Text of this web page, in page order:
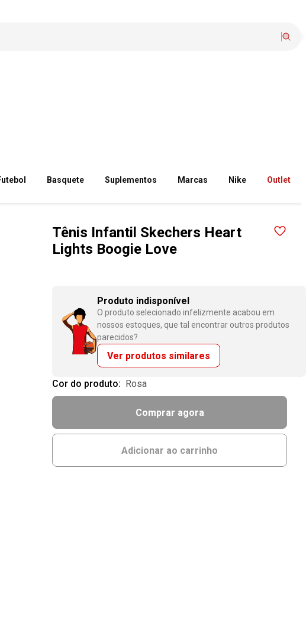
Basquete Suplementos Marcas Nike Outlet
Tênis Infantil Skechers Heart
Lights Boogie Love
Produto indisponível
O produto selecionado infelizmente acabou em
nossos estoques, que tal encontrar outros produtos
parecidos?
Ver produtos similares
Cor do produto: rosa
Comprar agora
Adicionar ao carrinho